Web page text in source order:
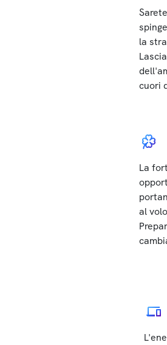
la
cuori
La
al